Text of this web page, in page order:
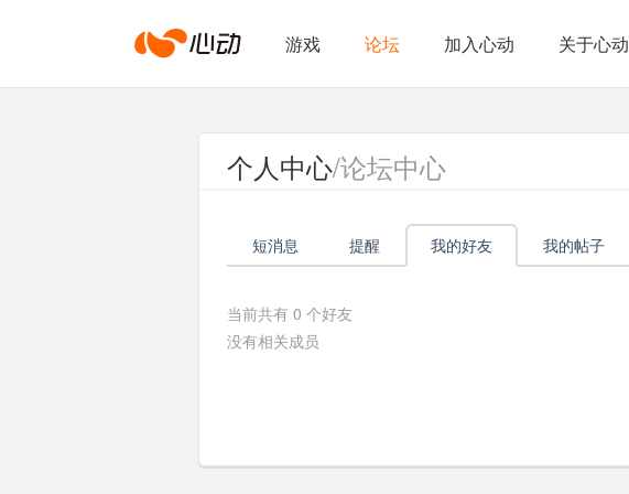
心
动
络
游戏 论坛 加入心动 关于心动
个人中心/论坛中心
短消息 提醒 我的好友 我的帖子
当前共有 0 个好友
没有相关成员